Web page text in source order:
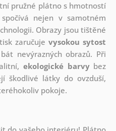
pružné plátno s hmotností
nejen v samotném
Obrazy jsou tištěné
zaručuje vysokou sytost
nevýrazných obrazů. Při
ekologické barvybez
škodlivé látky do ovzduší,
pokoje.